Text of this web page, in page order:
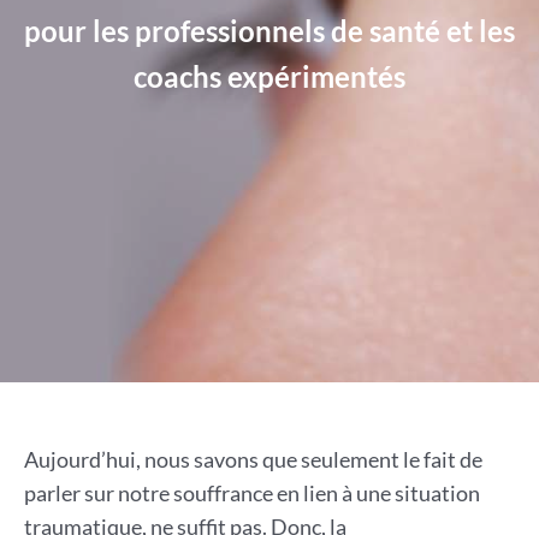
pour les professionnels de santé et les
coachs expérimentés
Aujourd’hui, nous savons que seulement le fait de
parler sur notre souffrance en lien à une situation
traumatique, ne suffit pas. Donc, la